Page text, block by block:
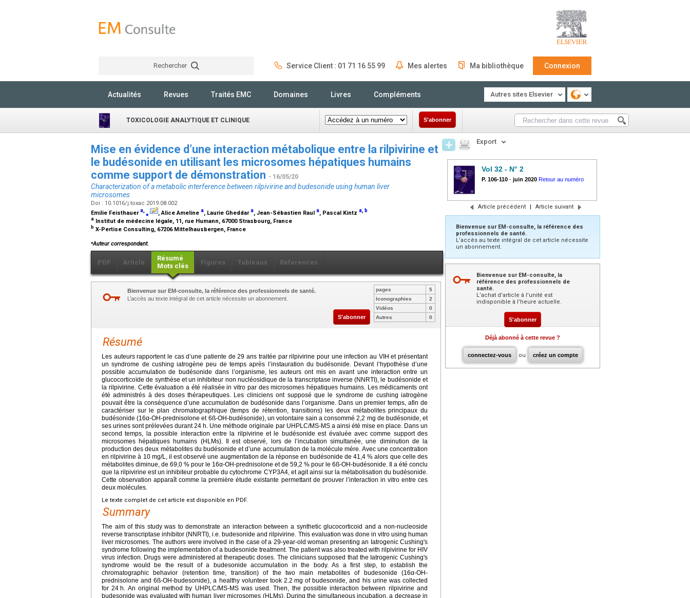
Rechercher Service Client : 01 71 16 55 99 Mes alertes Ma bibliothèque Connexion
Actualités Revues Traités EMC Domaines Livres Compléments Autres sites Elsevier
TOXICOLOGIE ANALYTIQUE ET CLINIQUE S'abonner
Mise en évidence d’une interaction métabolique entre la rilpivirine et
le budésonide en utilisant les microsomes hépatiques humains
comme support de démonstration - 16/05/20
Characterization of a metabolic interference between rilpivirine and budesonide using human liver
microsomes
Doi : 10.1016/j.toxac.2019.08.002
Emilie Feisthauera,⁎ , Alice Ameline a, Laurie Gheddara, Jean-Sébastien Raul a, Pascal Kintz a, b
a Institut de médecine légale, 11, rue Humann, 67000 Strasbourg, France
b X-Pertise Consulting, 67206 Mittelhausbergen, France
⁎Auteur correspondant.
PDF Article
Résumé
Mots clés
Figures Tableaux Références
Bienvenue sur EM-consulte, la référence des professionnels de santé.
L’accès au texte intégral de cet article nécessite un abonnement.
S'abonner
pages
5
Iconographies
2
Vidéos
0
Autres
0
Résumé
Les auteurs rapportent le cas d’une patiente de 29 ans traitée par rilpivirine pour une infection au VIH et présentant
un syndrome de cushing iatrogène peu de temps après l’instauration du budésonide. Devant l’hypothèse d’une
possible accumulation de budésonide dans l’organisme, les auteurs ont mis en avant une interaction entre un
glucocorticoïde de synthèse et un inhibiteur non nucléosidique de la transcriptase inverse (NNRTI), le budésonide et
la rilpivirine. Cette évaluation a été réalisée in vitro par des microsomes hépatiques humains. Les médicaments ont
été administrés à des doses thérapeutiques. Les cliniciens ont supposé que le syndrome de cushing iatrogène
pouvait être la conséquence d’une accumulation de budésonide dans l’organisme. Dans un premier temps, afin de
caractériser sur le plan chromatographique (temps de rétention, transitions) les deux métabolites principaux du
budésonide (16α-OH-prednisolone et 6ß-OH-budésonide), un volontaire sain a consommé 2,2 mg de budésonide, et
ses urines sont prélevées durant 24 h. Une méthode originale par UHPLC/MS-MS a ainsi été mise en place. Dans un
second temps, la possible interaction entre la rilpivirine et le budésonide est évaluée avec comme support des
microsomes hépatiques humains (HLMs). Il est observé, lors de l’incubation simultanée, une diminution de la
production des deux métabolites du budésonide et d’une accumulation de la molécule mère. Avec une concentration
en rilpivirine à 10 mg/L, il est observé une augmentation de la réponse en budésonide de 41,4 % alors que celle des
métabolites diminue, de 69,0 % pour le 16α-OH-prednisolone et de 59,2 % pour le 6ß-OH-budésonide. Il a été conclu
que la rilpivirine est un inhibiteur probable du cytochrome CYP3A4, et agit ainsi sur la métabolisation du budésonide.
Cette observation apparaît comme la première étude existante permettant de prouver l’interaction in vitro entre ces
deux molécules.
Le texte complet de cet article est disponible en PDF.
Summary
The aim of this study was to demonstrate an interaction between a synthetic glucocorticoid and a non-nucleoside
reverse transcriptase inhibitor (NNRTI), i.e. budesonide and rilpivirine. This evaluation was done in vitro using human
liver microsomes. The authors were involved in the case of a 29-year-old woman presenting an Iatrogenic Cushing's
syndrome following the implementation of a budesonide treatment. The patient was also treated with rilpivirine for HIV
virus infection. Drugs were administered at therapeutic doses. The clinicians supposed that the Iatrogenic Cushing's
syndrome would be the result of a budesonide accumulation in the body. As a first step, to establish the
chromatographic behavior (retention time, transition) of the two main metabolites of budesonide (16α-OH-
prednisolone and 6ß-OH-budesonide), a healthy volunteer took 2.2 mg of budesonide, and his urine was collected
for 24 h. An original method by UHPLC/MS-MS was used. Then, the possible interaction between rilpivirine and
budesonide was evaluated with human liver microsomes (HLMs). During the simultaneous incubation, a decrease in
Export
Vol 32 - N° 2
P. 106-110 - juin 2020 Retour au numéro
Article précédent | Article suivant
Bienvenue sur EM-consulte, la référence des
professionnels de santé.
L’accès au texte intégral de cet article nécessite
un abonnement.
Bienvenue sur EM-consulte, la
référence des professionnels de
santé.
L’achat d’article à l’unité est
indisponible à l’heure actuelle.
S'abonner
Déjà abonné à cette revue ?
connectez-vous ou créez un compte